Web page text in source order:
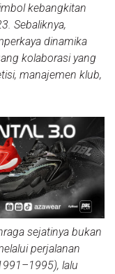
kebangkitan
Sebaliknya,
dinamika
kolaborasi yang
manajemen klub,
sejatinya bukan
perjalanan
lalu